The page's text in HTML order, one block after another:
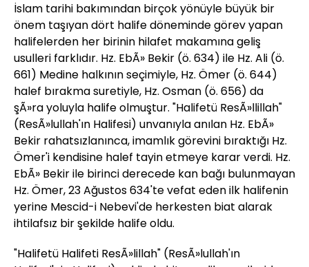
İslam tarihi bakımından birçok yönüyle büyük bir
önem taşıyan dört halife döneminde görev yapan
halifelerden her birinin hilafet makamına geliş
usulleri farklıdır. Hz. EbÃ» Bekir (ö. 634) ile Hz. Ali (ö.
661) Medine halkının seçimiyle, Hz. Ömer (ö. 644)
halef bırakma suretiyle, Hz. Osman (ö. 656) da
şÃ»ra yoluyla halife olmuştur. "Halifetü ResÃ»llillah"
(ResÃ»lullah'ın Halifesi) unvanıyla anılan Hz. EbÃ»
Bekir rahatsızlanınca, imamlık görevini bıraktığı Hz.
Ömer'i kendisine halef tayin etmeye karar verdi. Hz.
EbÃ» Bekir ile birinci derecede kan bağı bulunmayan
Hz. Ömer, 23 Ağustos 634'te vefat eden ilk halifenin
yerine Mescid-i Nebevi'de herkesten biat alarak
ihtilafsız bir şekilde halife oldu.
"Halifetü Halifeti ResÃ»lillah" (ResÃ»lullah'ın